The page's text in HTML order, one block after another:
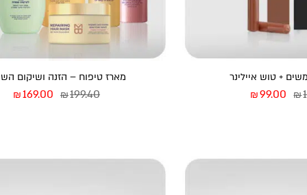
+ טוש איילינר
₪ המחיר המקורי היה: ₪118.00.
₪ 99.00 המחיר הנוכחי הוא: ₪99.00.
מארז טיפוח – הזנה ושיקום
₪199.40 המחיר המקורי
₪169.00